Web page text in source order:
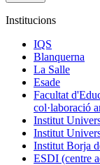
Institucions
IQS
Blanquerna
La Salle
Esade
Facultat
col·laboració
Institut
Institut
Institut Borja
ESDI (centre